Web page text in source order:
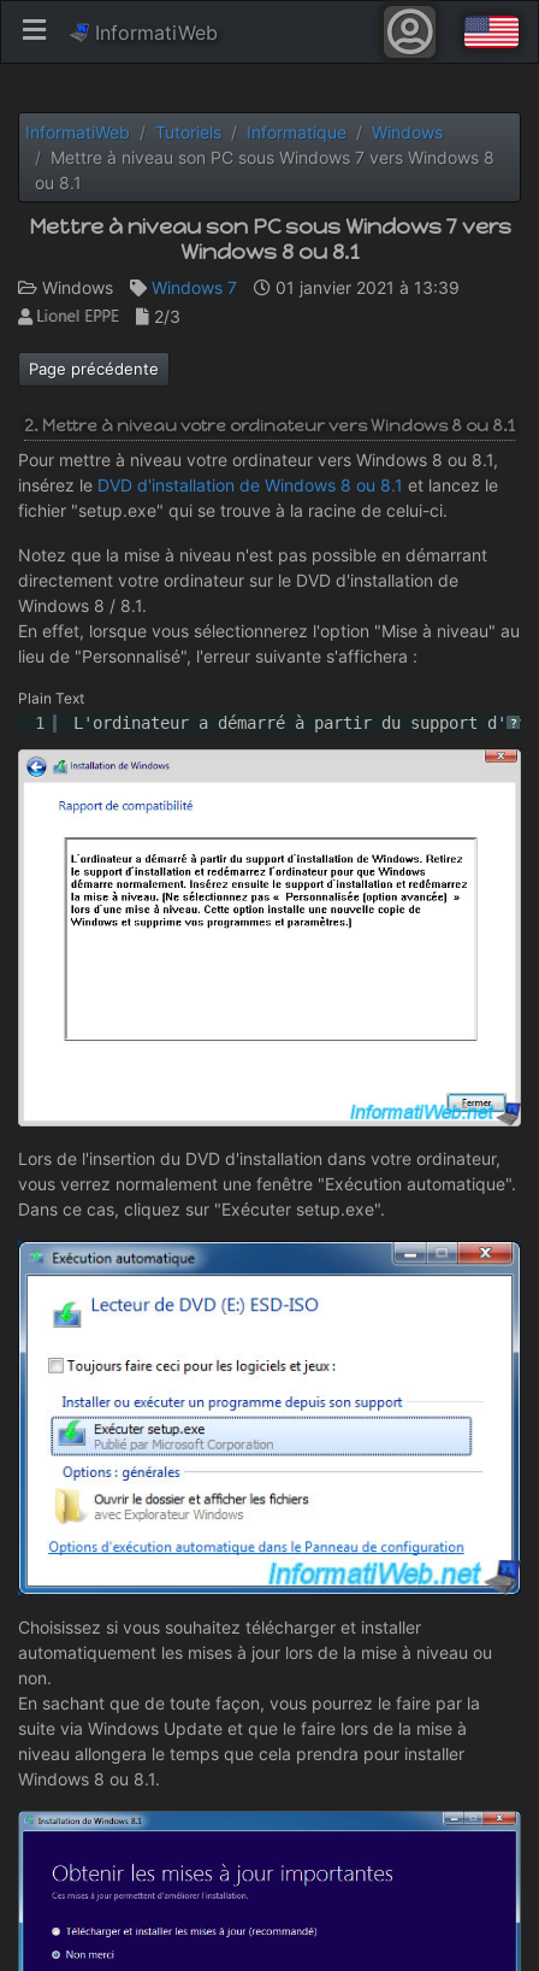
InformatiWeb
InformatiWeb Tutoriels Informatique
Windows
Mettre à niveau son PC sous Windows 7 vers Windows 8
ou 8.1
Mettre à niveau son PC sous Windows 7 vers
Windows 8 ou 8.1
Windows Windows 7
01 janvier 2021 à 13:39
2/3
Page précédente
2. Mettre à niveau votre ordinateur vers Windows 8 ou 8.1
Pour mettre à niveau votre ordinateur vers Windows 8 ou 8.1,
insérez le DVD d'installation de Windows 8 ou 8.1 et lancez le
fichier "setup.exe" qui se trouve à la racine de celui-ci.
Notez que la mise à niveau n'est pas possible en démarrant
directement votre ordinateur sur le DVD d'installation de
Windows 8 / 8.1.
En effet, lorsque vous sélectionnerez l'option "Mise à niveau" au
lieu de "Personnalisé", l'erreur suivante s'affichera :
Plain Text
?
1 L'ordinateur a démarré à partir du support
Lors de l'insertion du DVD d'installation dans votre ordinateur,
vous verrez normalement une fenêtre "Exécution automatique".
Dans ce cas, cliquez sur "Exécuter setup.exe".
Choisissez si vous souhaitez télécharger et installer
automatiquement les mises à jour lors de la mise à niveau ou
non.
En sachant que de toute façon, vous pourrez le faire par la
suite via Windows Update et que le faire lors de la mise à
niveau allongera le temps que cela prendra pour installer
Windows 8 ou 8.1.